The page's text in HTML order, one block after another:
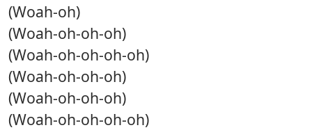
(Woah-oh)
(Woah-oh-oh-oh)
(Woah-oh-oh-oh-oh)
(Woah-oh-oh-oh)
(Woah-oh-oh-oh)
(Woah-oh-oh-oh-oh)